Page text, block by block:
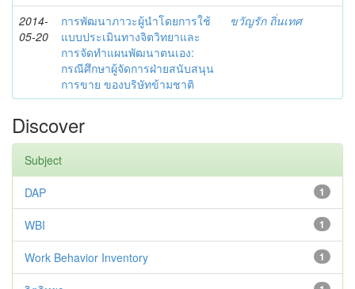
2014-
05-20
การพัฒนาภาวะผู้นำโดยการใช้
แบบประเมินทางจิตวิทยาและ
การจัดทำแผนพัฒนาตนเอง:
กรณีศึกษาผู้จัดการฝ่ายสนับสนุน
การขาย ของบริษัทข้ามชาติ
ขวัญรัก ถิ่นเทศ
Discover
Subject
1
DAP
1
WBI
1
Work Behavior Inventory